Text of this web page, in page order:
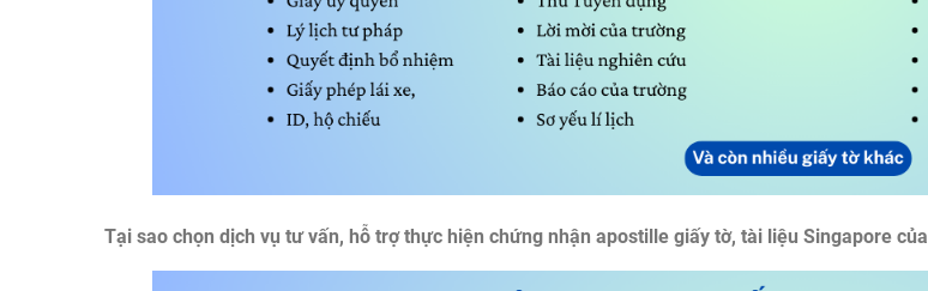
Tại sao chọn dịch vụ tư vấn, hỗ trợ thực hiện chứng nhận apostille giấy tờ, tài liệu Singapore của